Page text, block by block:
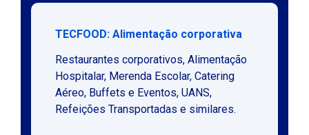
TECFOOD: Alimentação corporativa
Restaurantes corporativos, Alimentação
Hospitalar, Merenda Escolar, Catering
Aéreo, Buffets e Eventos, UANS,
Refeições Transportadas e similares.